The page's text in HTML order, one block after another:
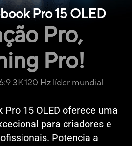
Pro 15 OLED
Pro,
Pro!
3K 120 Hz líder mundial
Pro 15 OLED oferece uma
para criadores e
Potencia a